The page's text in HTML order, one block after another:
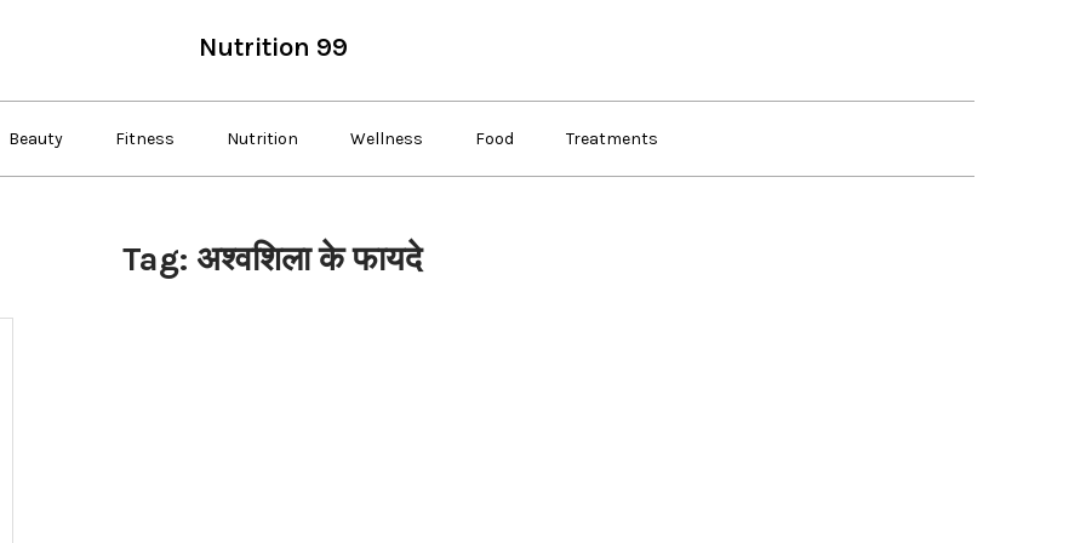
Nutrition 99
Beauty Fitness Nutrition Wellness Food Treatments
Tag: अश्वशिला के फायदे